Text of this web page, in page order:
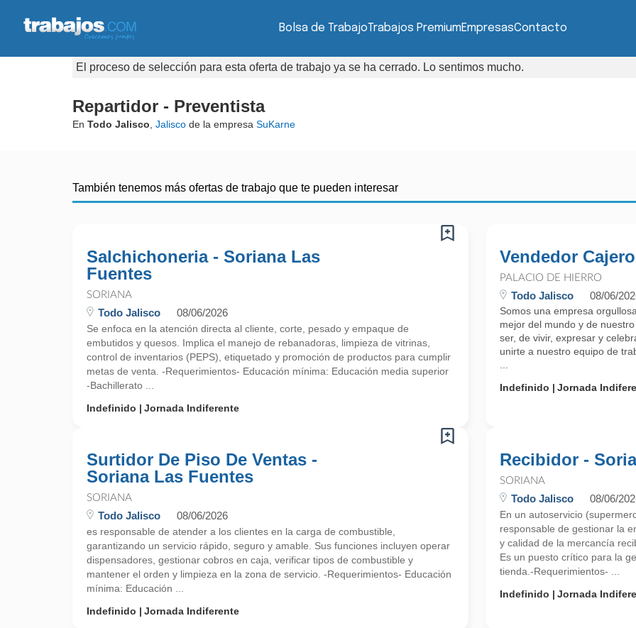
Bolsa de TrabajoTrabajos PremiumEmpresasContacto
El proceso de selección para esta oferta de trabajo ya se ha cerrado. Lo sentimos mucho.
Repartidor - Preventista
En Todo Jalisco Jalisco de la empresa SuKarne
También tenemos más ofertas de trabajo que te pueden interesar
Salchichoneria - Soriana Las
Fuentes
SORIANA
Todo Jalisco 08/06/2026
Se enfoca en la atención directa al cliente, corte, pesado y empaque de
embutidos y quesos. Implica el manejo de rebanadoras, limpieza de vitrinas,
control de inventarios (PEPS), etiquetado y promoción de productos para cumplir
metas de venta. -Requerimientos- Educación mínima: Educación media superior
-Bachillerato ...
Indefinido
Jornada Indiferente
Vendedor
PALACIO DE HIERRO
Todo Jalisco 08/06/
Somos una empresa
mejor del mundo y de
ser, de vivir, expresar y
unirte a nuestro equipo de
Indefinido
Jornada
Surtidor De Piso De Ventas -
Soriana Las Fuentes
SORIANA
Todo Jalisco 08/06/2026
es responsable de atender a los clientes en la carga de combustible,
garantizando un servicio rápido, seguro y amable. Sus funciones incluyen operar
dispensadores, gestionar cobros en caja, verificar tipos de combustible y
mantener el orden y limpieza en la zona de servicio. -Requerimientos- Educación
mínima: Educación ...
Indefinido
Jornada Indiferente
Recibidor -
SORIANA
Todo Jalisco 08/06/
En un autoservicio
responsable de gestionar la
y calidad de la mercancía
Es un puesto crítico para la
tienda.-Requerimientos- ...
Indefinido
Jornada